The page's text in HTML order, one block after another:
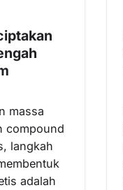
massa
compound
langkah
adalah